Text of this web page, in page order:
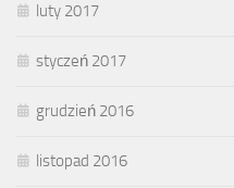
luty 2017
styczeń 2017
grudzień 2016
listopad 2016